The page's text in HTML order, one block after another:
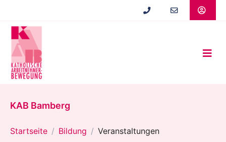
springen
KAB Bamberg
Startseite Bildung Veranstaltungen